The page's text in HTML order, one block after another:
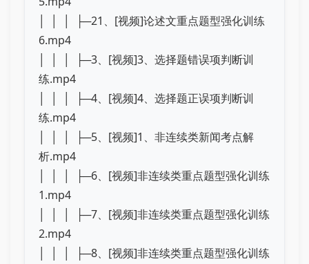
│ │ │ ├─21、[视频]论述文重点题型强化训练
6.mp4
│ │ │ ├─3、[视频]3、选择题错误项判断训
练.mp4
│ │ │ ├─4、[视频]4、选择题正误项判断训
练.mp4
│ │ │ ├─5、[视频]1、非连续类新闻考点解
析.mp4
│ │ │ ├─6、[视频]非连续类重点题型强化训练
1.mp4
│ │ │ ├─7、[视频]非连续类重点题型强化训练
2.mp4
│ │ │ ├─8、[视频]非连续类重点题型强化训练